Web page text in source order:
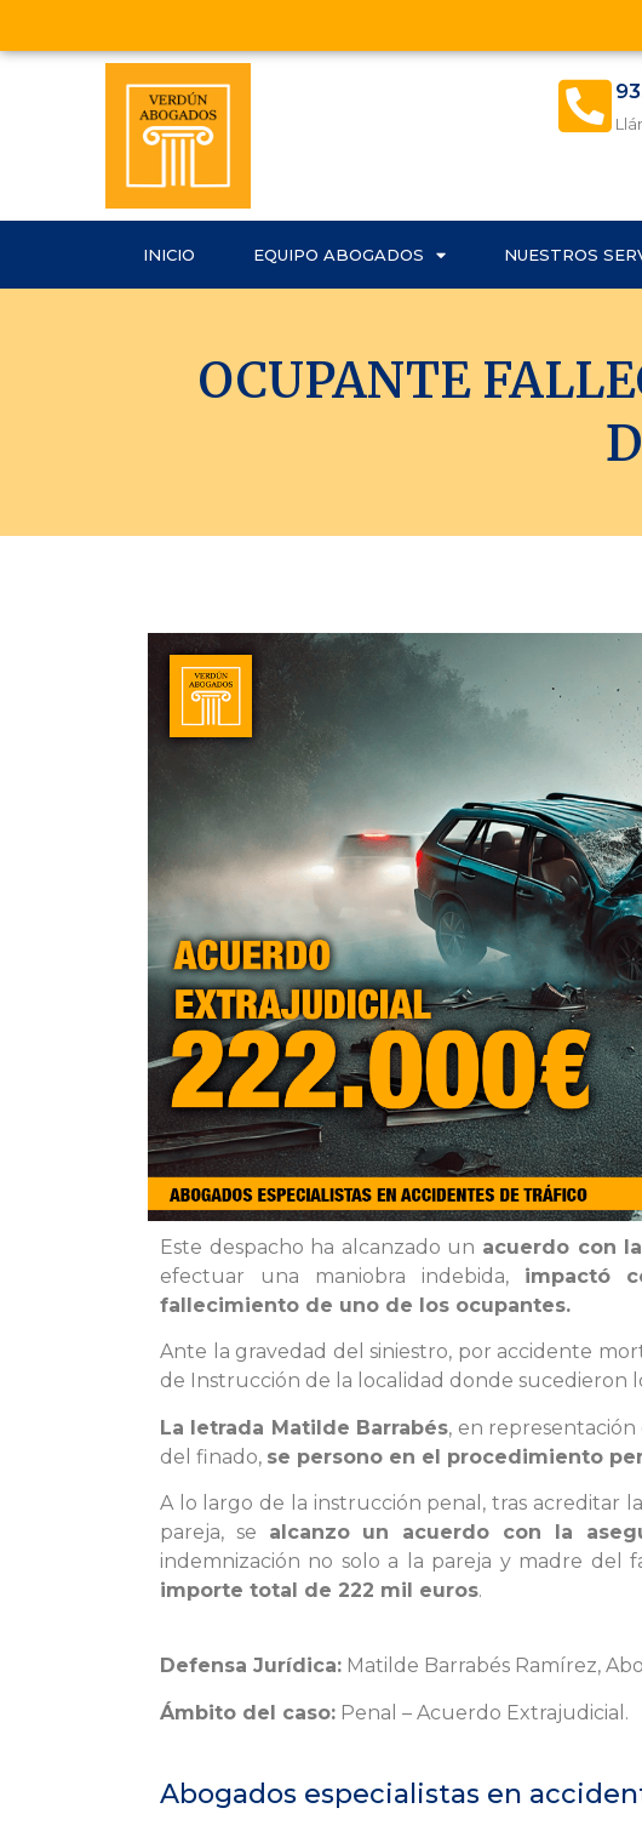
INICIO EQUIPO ABOGADOS NUESTROS
OCUPANTE
Este despacho ha alcanzado un acuerdo con
efectuar una maniobra indebida, impactó
fallecimiento de uno de los ocupantes.
Ante la gravedad del siniestro, por accidente
de Instrucción de la localidad donde sucedieron
La letrada Matilde Barrabés, en
del finado, se persono en el procedimiento
A lo largo de la instrucción penal, tras acreditar
pareja, se alcanzo un acuerdo con la
indemnización no solo a la pareja y madre del
importe total de 222 mil euros.
Defensa Jurídica: Matilde Barrabés Ramírez,
Ámbito del caso: Penal – Acuerdo Extrajudicial.
Abogados especialistas en